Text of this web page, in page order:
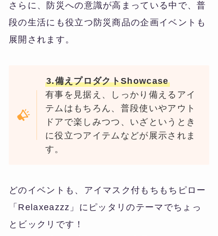
さらに、防災への意識が高まっている中で、普
段の生活にも役立つ防災商品の企画イベントも
展開されます。
3.備えプロダクトShowcase
有事を見据え、しっかり備えるアイ
テムはもちろん、普段使いやアウト
ドアで楽しみつつ、いざというとき
に役立つアイテムなどが展示されま
す。
どのイベントも、アイマスク付もちもちピロー
「Relaxeazzz」にピッタリのテーマでちょっ
とビックリです！